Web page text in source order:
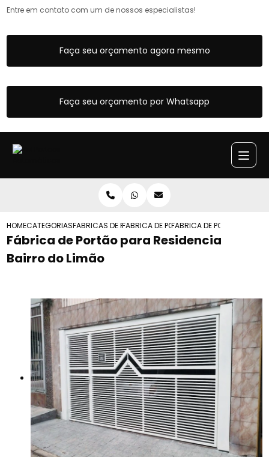
Entre em contato com um de nossos especialistas!
Faça seu orçamento agora mesmo
Faça seu orçamento por Whatsapp
HOMECATEGORIASFABRICAS DE PORTOESFABRICA DE PORTAO DE GARAGEM
FABRICA DE PORTAO PARA
Fábrica de Portão para Residencia
Bairro do Limão